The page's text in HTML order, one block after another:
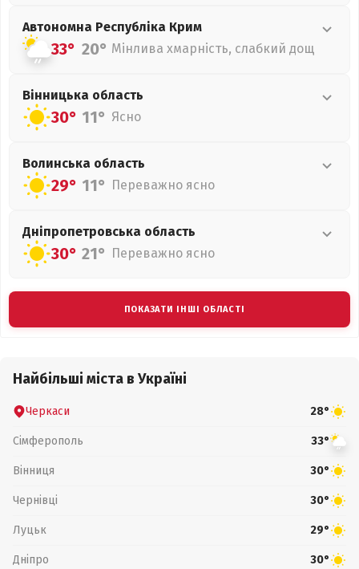
Автономна Республіка Крим
33° 20° Мінлива хмарність, слабкий дощ
Вінницька область
30° 11° Ясно
Волинська область
29° 11° Переважно ясно
Дніпропетровська область
30° 21° Переважно ясно
ПОКАЗАТИ ІНШІ ОБЛАСТІ
Найбільші міста в Україні
Черкаси 28°
Сімферополь 33°
Вінниця 30°
Чернівці 30°
Луцьк 29°
Дніпро 30°